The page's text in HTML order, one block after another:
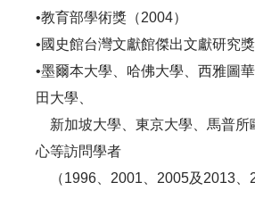
•教育部學術獎（2004）
•國史館台灣文獻館傑出文獻研究獎
•墨爾本大學、哈佛大學、西雅圖
田大學、
新加坡大學、東京大學、馬普所
心等訪問學者
（1996、2001、2005及2013、